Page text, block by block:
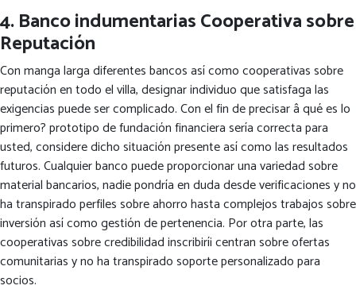
4. Banco indumentarias Cooperativa sobre
Reputación
Con manga larga diferentes bancos así­ como cooperativas sobre
reputación en todo el villa, designar individuo que satisfaga las
exigencias puede ser complicado. Con el fin de precisar â qué es lo
primero? prototipo de fundación financiera serí­a correcta para
usted, considere dicho situación presente así­ como las resultados
futuros. Cualquier banco puede proporcionar una variedad sobre
material bancarios, nadie pondrí­a en duda desde verificaciones y no
ha transpirado perfiles sobre ahorro hasta complejos trabajos sobre
inversión así­ como gestión de pertenencia. Por otra parte, las
cooperativas sobre credibilidad inscribirí¡ centran sobre ofertas
comunitarias y no ha transpirado soporte personalizado para
socios.